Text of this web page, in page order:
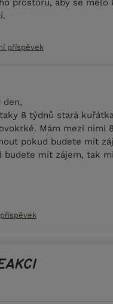
příspěvek
den,
8 týdnů stará
Mám mezi nimi
pokud budete mít
budete mít zájem, tak